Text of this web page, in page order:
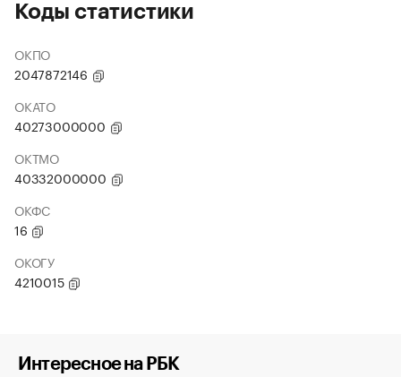
Коды статистики
ОКПО
2047872146
ОКАТО
40273000000
ОКТМО
40332000000
ОКФС
16
ОКОГУ
4210015
Интересное на РБК